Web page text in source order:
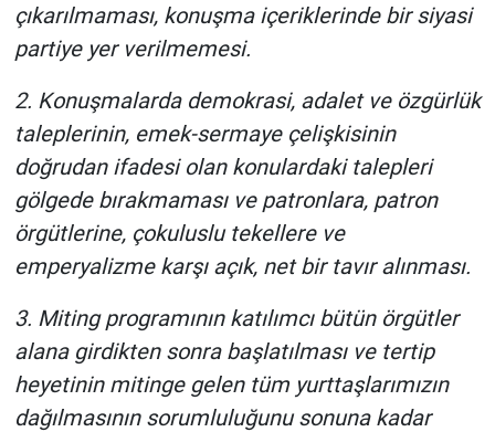
çıkarılmaması, konuşma içeriklerinde bir siyasi
partiye yer verilmemesi.
2. Konuşmalarda demokrasi, adalet ve özgürlük
taleplerinin, emek-sermaye çelişkisinin
doğrudan ifadesi olan konulardaki talepleri
gölgede bırakmaması ve patronlara, patron
örgütlerine, çokuluslu tekellere ve
emperyalizme karşı açık, net bir tavır alınması.
3. Miting programının katılımcı bütün örgütler
alana girdikten sonra başlatılması ve tertip
heyetinin mitinge gelen tüm yurttaşlarımızın
dağılmasının sorumluluğunu sonuna kadar
Sağlık
Teknoloji
Türkiye'nin Geleceği
Türkiye'nin Gündemi
Yerel Yaşam
Canlı Yayın